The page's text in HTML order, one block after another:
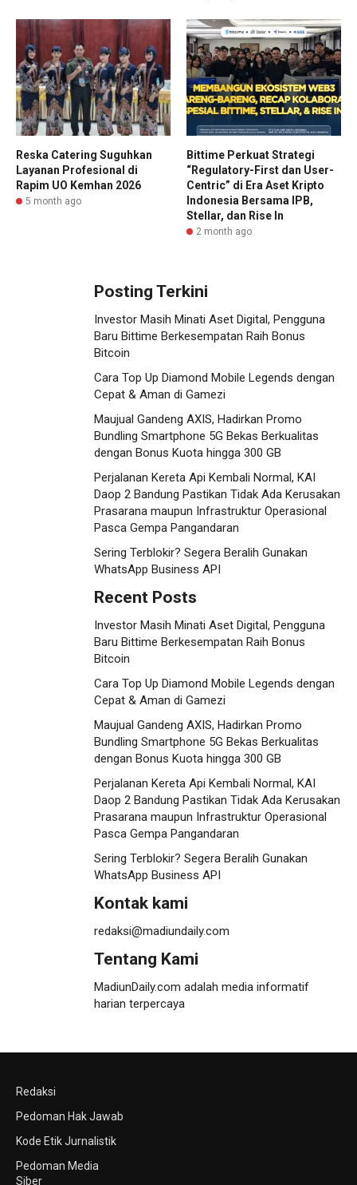
Reska Catering Suguhkan
Layanan Profesional di
Rapim UO Kemhan 2026
5 month ago
Bittime Perkuat Strategi
“Regulatory-First dan User-
Centric” di Era Aset Kripto
Indonesia Bersama IPB,
Stellar, dan Rise In
2 month ago
Posting Terkini
Investor Masih Minati Aset Digital, Pengguna
Baru Bittime Berkesempatan Raih Bonus
Bitcoin
Cara Top Up Diamond Mobile Legends dengan
Cepat & Aman di Gamezi
Maujual Gandeng AXIS, Hadirkan Promo
Bundling Smartphone 5G Bekas Berkualitas
dengan Bonus Kuota hingga 300 GB
Perjalanan Kereta Api Kembali Normal, KAI
Daop 2 Bandung Pastikan Tidak Ada Kerusakan
Prasarana maupun Infrastruktur Operasional
Pasca Gempa Pangandaran
Sering Terblokir? Segera Beralih Gunakan
WhatsApp Business API
Recent Posts
Investor Masih Minati Aset Digital, Pengguna
Baru Bittime Berkesempatan Raih Bonus
Bitcoin
Cara Top Up Diamond Mobile Legends dengan
Cepat & Aman di Gamezi
Maujual Gandeng AXIS, Hadirkan Promo
Bundling Smartphone 5G Bekas Berkualitas
dengan Bonus Kuota hingga 300 GB
Perjalanan Kereta Api Kembali Normal, KAI
Daop 2 Bandung Pastikan Tidak Ada Kerusakan
Prasarana maupun Infrastruktur Operasional
Pasca Gempa Pangandaran
Sering Terblokir? Segera Beralih Gunakan
WhatsApp Business API
Kontak kami
redaksi@madiundaily.com
Tentang Kami
MadiunDaily.com adalah media informatif
harian terpercaya
Redaksi
Pedoman Hak Jawab
Kode Etik Jurnalistik
Pedoman Media
Siber